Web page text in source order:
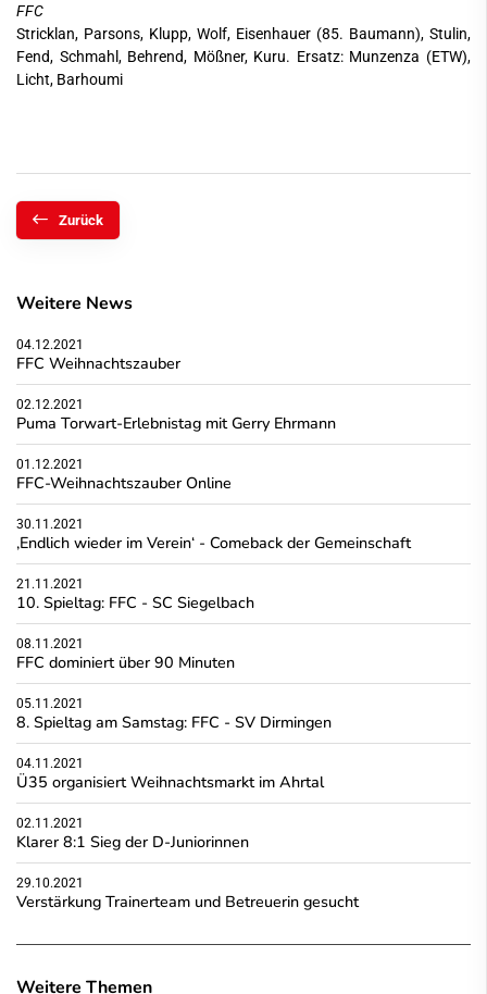
FFC
Stricklan, Parsons, Klupp, Wolf, Eisenhauer (85. Baumann), Stulin,
Fend, Schmahl, Behrend, Mößner, Kuru. Ersatz: Munzenza (ETW),
Licht, Barhoumi
Zurück
Weitere News
04.12.2021
FFC Weihnachtszauber
02.12.2021
Puma Torwart-Erlebnistag mit Gerry Ehrmann
01.12.2021
FFC-Weihnachtszauber Online
30.11.2021
‚Endlich wieder im Verein‘ - Comeback der Gemeinschaft
21.11.2021
10. Spieltag: FFC - SC Siegelbach
08.11.2021
FFC dominiert über 90 Minuten
05.11.2021
8. Spieltag am Samstag: FFC - SV Dirmingen
04.11.2021
Ü35 organisiert Weihnachtsmarkt im Ahrtal
02.11.2021
Klarer 8:1 Sieg der D-Juniorinnen
29.10.2021
Verstärkung Trainerteam und Betreuerin gesucht
Weitere Themen